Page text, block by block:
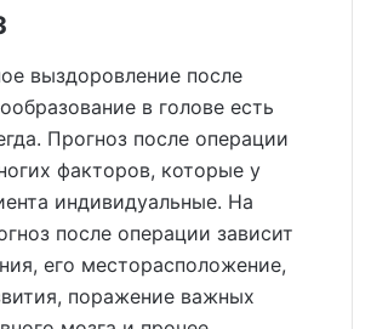
выздоровление после
в голове есть
Прогноз после операции
факторов, которые у
индивидуальные. На
после операции зависит
его месторасположение,
поражение важных